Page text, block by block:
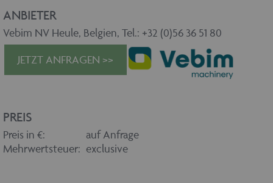
ANBIETER
Vebim NV Heule, Belgien, Tel.: +32 (0)56 36 51 80
JETZT ANFRAGEN >>
PREIS
Preis in €:
auf Anfrage
Mehrwertsteuer: exclusive